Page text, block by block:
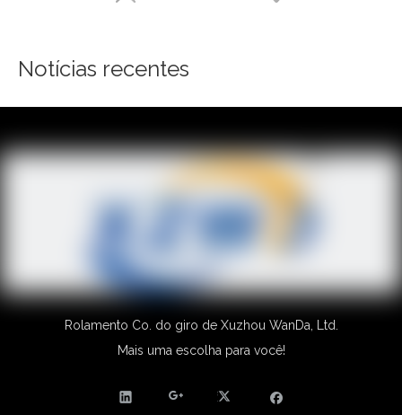
Notícias recentes
Rolamento Co. do giro de Xuzhou WanDa, Ltd.
Mais uma escolha para você!